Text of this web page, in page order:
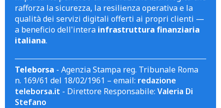
rafforza la sicurezza, la resilienza operativa e la
qualità dei servizi digitali offerti ai propri clienti —
a beneficio dell'intera infrastruttura finanziaria
italiana.
Teleborsa - Agenzia Stampa reg. Tribunale Roma
n. 169/61 del 18/02/1961 – email: redazione
teleborsa.it - Direttore Responsabile: Valeria Di
Stefano